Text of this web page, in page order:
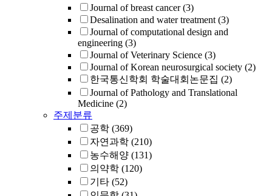
Journal of breast cancer (3)
Desalination and water treatment (3)
Journal of computational design and
engineering (3)
Journal of Veterinary Science (3)
Journal of Korean neurosurgical society (2)
한국통신학회 학술대회논문집 (2)
Journal of Pathology and Translational
Medicine (2)
주제분류
공학 (369)
자연과학 (210)
농수해양 (131)
의약학 (120)
기타 (52)